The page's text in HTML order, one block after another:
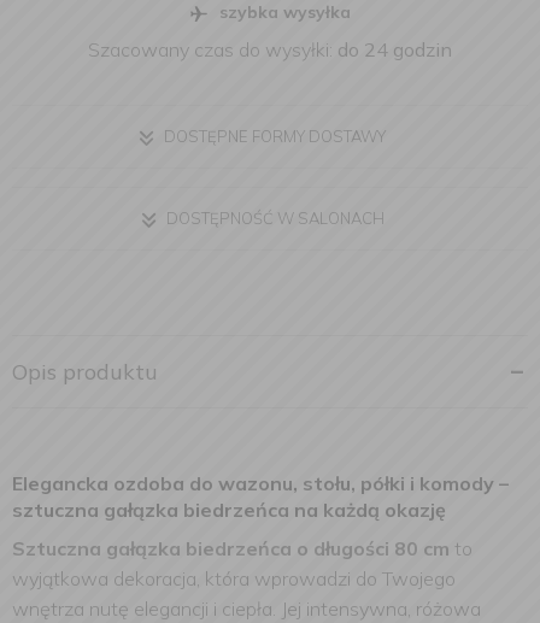
szybka wysyłka
Szacowany czas do wysyłki: do 24 godzin
DOSTĘPNE FORMY DOSTAWY
DOSTĘPNOŚĆ W SALONACH
Opis produktu
Elegancka ozdoba do wazonu, stołu, półki i komody –
sztuczna gałązka biedrzeńca na każdą okazję
Sztuczna gałązka biedrzeńca o długości 80 cm to
wyjątkowa dekoracja, która wprowadzi do Twojego
wnętrza nutę elegancji i ciepła. Jej intensywna, różowa